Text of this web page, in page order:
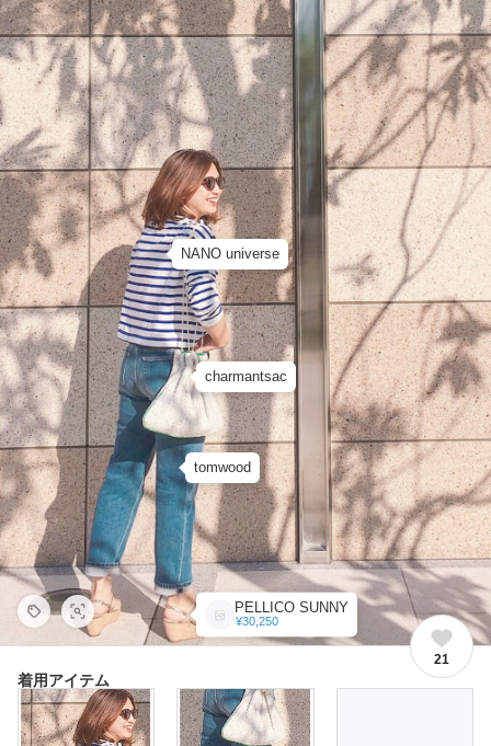
NANO universe
tomwood
PELLICO SUNNY
¥30,250
charmantsac
21
着用アイテム